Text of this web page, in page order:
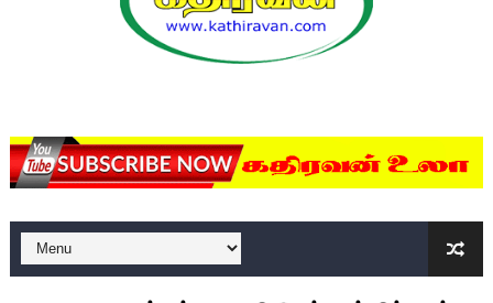
ரவுடி பேபிக்கு நடந்த தரமான சம்பவம்.. ஆபாச வீடியோக்களால்
குண்டை தூக்கிப்போட்ட ஆய்வு…. இந்தியாவின் “கோவிஷீல்டு”
யாழில் தமிழின தலைவர் பிரபாகரனின் பிறந்தநாளை
ஏர்போர்ட்டில் உதைத்த நபர் யார், என்ன நடந்தது?: உண்மையை
சீனா இலங்கையிடம் 8 மில்லியன் அமெரிக்க டொலர் நட்டஈடு